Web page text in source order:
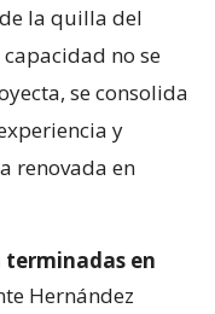
la quilla del
capacidad no se
se consolida
y
renovada en
terminadas en
Hernández